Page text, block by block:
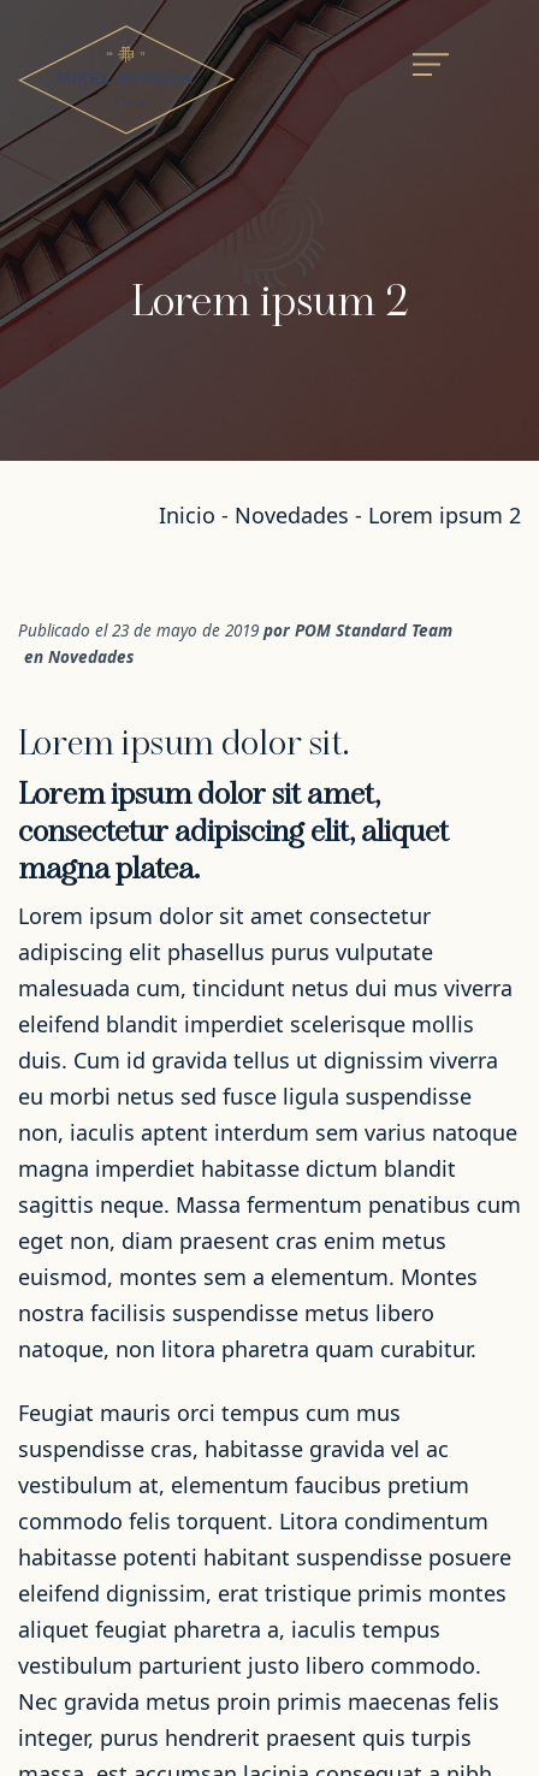
Lorem ipsum 2
Inicio - Novedades - Lorem ipsum 2
Publicado el 23 de mayo de 2019 por POM Standard Team
en Novedades
Lorem ipsum dolor sit.
Lorem ipsum dolor sit amet,
consectetur adipiscing elit, aliquet
magna platea.
Lorem ipsum dolor sit amet consectetur
adipiscing elit phasellus purus vulputate
malesuada cum, tincidunt netus dui mus viverra
eleifend blandit imperdiet scelerisque mollis
duis. Cum id gravida tellus ut dignissim viverra
eu morbi netus sed fusce ligula suspendisse
non, iaculis aptent interdum sem varius natoque
magna imperdiet habitasse dictum blandit
sagittis neque. Massa fermentum penatibus cum
eget non, diam praesent cras enim metus
euismod, montes sem a elementum. Montes
nostra facilisis suspendisse metus libero
natoque, non litora pharetra quam curabitur.
Feugiat mauris orci tempus cum mus
suspendisse cras, habitasse gravida vel ac
vestibulum at, elementum faucibus pretium
commodo felis torquent. Litora condimentum
habitasse potenti habitant suspendisse posuere
eleifend dignissim, erat tristique primis montes
aliquet feugiat pharetra a, iaculis tempus
vestibulum parturient justo libero commodo.
Nec gravida metus proin primis maecenas felis
integer, purus hendrerit praesent quis turpis